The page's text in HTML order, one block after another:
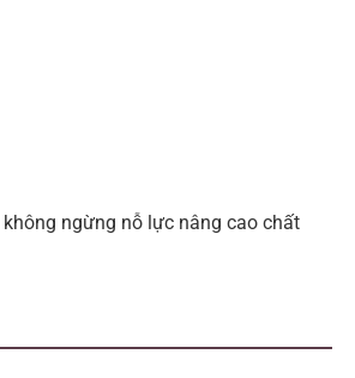
không ngừng nỗ lực nâng cao chất